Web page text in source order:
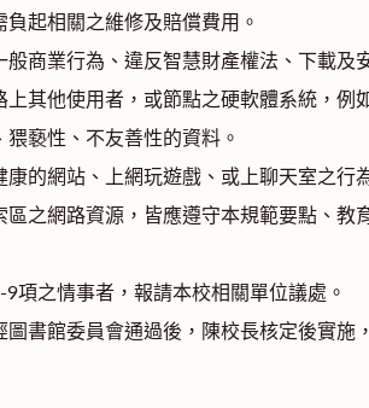
起相關之維修及賠償費用。
般商業行為、違反智慧財產權法、下載及
上其他使用者，或節點之硬軟體系統，例
褻性、不友善性的資料。
的網站、上網玩遊戲、或上聊天室之行
區之網路資源，皆應遵守本規範要點、教
項之情事者，報請本校相關單位議處。
書館委員會通過後，陳校長核定後實施